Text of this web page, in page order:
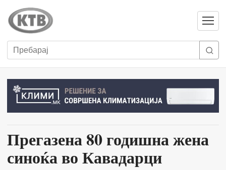
Отвори
мени
Пребарај
Прегазена 80 годишна жена
синоќа во Кавадарци